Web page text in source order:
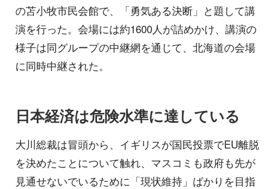
の苫小牧市民会館で、「勇気ある決断」と題して講
演を行った。会場には約1600人が詰めかけ、講演の
様子は同グループの中継網を通じて、北海道の会場
に同時中継された。
日本経済は危険水準に達している
大川総裁は冒頭から、イギリスが国民投票でEU離脱
を決めたことについて触れ、マスコミも政府も先が
見通せないでいるために「現状維持」ばかりを目指